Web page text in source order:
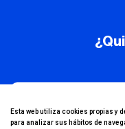
Esta web utiliza cookies propias y
para analizar sus hábitos de